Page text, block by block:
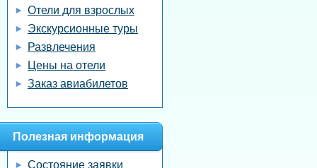
Отели для взрослых
Экскурсионные туры
Развлечения
Цены на отели
Заказ авиабилетов
Полезная информация
Состояние заявки